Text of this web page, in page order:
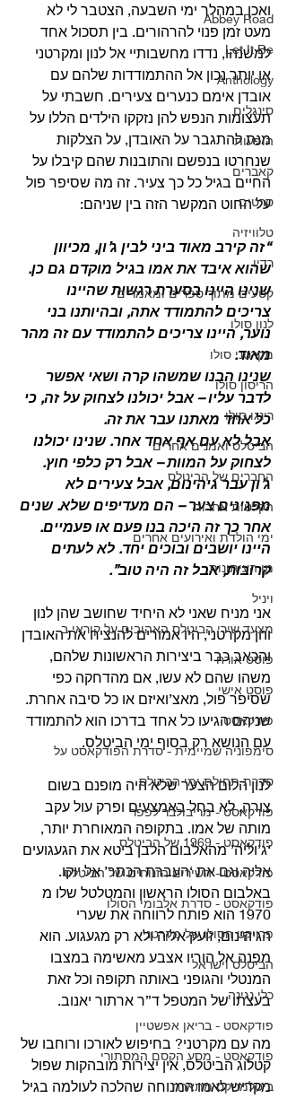
Abbey Road
Let It Be
Anthology
סינגלים
הופעות
קאברים
סרטים
טלוויזיה
רדיו
קטעים מתוך ספרים ומאמרים
לנון סולו
מקרטני סולו
הריסון סולו
רינגו סולו
הביטלס ואמנים אחרים
החברים של הביטלס
הקלטות אחרות
ימי הולדת ואירועים אחרים
מן העיתונות
ויניל
מצעד שירי הביטלס האהובים על קוראי ב
פוסט אורח
פוסט אישי
פודקאסט
סימפוניה שמיימית - סדרת הפודקאסט על
סדרת תחילת ימי הביטלס
פודקאסט - מריבולבר לפפר
פודקאסט - 1969 של הביטלס
פודקאסט - השירים הזנוחים של הביטלס
פודקאסט - סדרת אלבומי הסולו
פרויקט הסולו של מקרטני
הביטלס וישראל
כלי נגינה
פודקאסט - בריאן אפשטיין
פודקאסט - מסע הקסם המסתורי
ביטלמניקס מתארח
ואכן במהלך ימי השבעה, הצטבר לי לא
מעט זמן פנוי להרהורים. בין תסכול אחד
למשנהו, נדדו מחשבותיי אל לנון ומקרטני
או יותר נכון אל ההתמודדות שלהם עם
אובדן אימם כנערים צעירים. חשבתי על
תעצומות הנפש להן נזקקו הילדים הללו על
מנת להתגבר על האובדן, על הצלקות
שנחרטו בנפשם והתובנות שהם קיבלו על
החיים בגיל כל כך צעיר. זה מה שסיפר פול
על החוט המקשר הזה בין שניהם:
“זה קירב מאוד ביני לבין ג’ון, מכיוון
שהוא איבד את אמו בגיל מוקדם גם כן.
שנינו היינו בסערת רגשות שהיינו
צריכים להתמודד אתה, ובהיותנו בני
נוער, היינו צריכים להתמודד עם זה מהר
מאוד.
שנינו הבנו שמשהו קרה ושאי אפשר
לדבר עליו – אבל יכולנו לצחוק על זה, כי
כל אחד מאתנו עבר את זה.
אבל לא עם אף אחד אחר. שנינו יכולנו
לצחוק על המוות – אבל רק כלפי חוץ.
ג’ון עבר גיהינום, אבל צעירים לא
מפגינים צער – הם מעדיפים שלא. שנים
אחר כך זה היכה בנו פעם או פעמיים.
היינו יושבים ובוכים יחד. לא לעתים
קרובות, אבל זה היה טוב”.
אני מניח שאני לא היחיד שחושב שהן לנון
והן מקרטני, היו אמורים להנציח את האובדן
והכאב כבר ביצירות הראשונות שלהם,
משהו שהם לא עשו, אם מהדחקה כפי
שסיפר פול, מאצ’ואיזם או כל סיבה אחרת.
שניהם הגיעו כל אחד בדרכו הוא להתמודד
עם הנושא רק בסוף ימי הביטלס.
לנון הלום הצער שלא היה מופנם בשום
צורה, לא בחל באמצעים ופרק עול עקב
מותה של אמו. בתקופה המאוחרת יותר,
‘ג’וליה’ מהאלבום הלבן ביטא את הגעגועים
אליה וגם את ‘העברת הכתר’ אל יוקו.
באלבום הסולו הראשון והמטלטל שלו מ
1970 הוא פותח לרווחה את שערי
הגיהינום, זועק אליה ולא רק מגעגוע. הוא
מפנה אל הוריו אצבע מאשימה במצבו
המנטלי והגופני באותה תקופה וכל זאת
בעצתו של המטפל ד”ר ארתור יאנוב.
מה עם מקרטני? בחיפוש לאורכו ורוחבו של
קטלוג הביטלס, אין יצירות מובהקות שפול
מקדיש לאמו המנוחה שהלכה לעולמה בגיל